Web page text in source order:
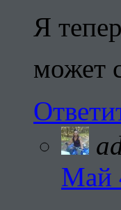
Я
может
Май